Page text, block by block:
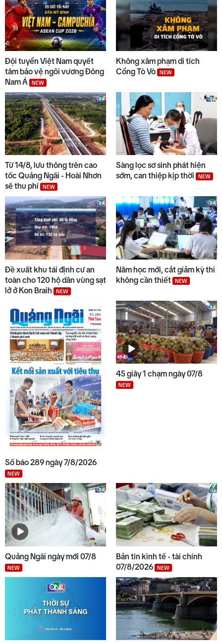
Đội tuyển Việt Nam quyết
tâm bảo vệ ngôi vương Đông
Nam Á
NEW
Không xâm phạm di tích
Cổng Tò Vò
NEW
Từ 14/8, lưu thông trên cao
tốc Quảng Ngãi - Hoài Nhơn
sẽ thu phí
NEW
Sàng lọc sơ sinh phát hiện
sớm, can thiệp kịp thời
NEW
Đề xuất khu tái định cư an
toàn cho 120 hộ dân vùng sạt
lở ở Kon Braih
NEW
Năm học mới, cắt giảm kỳ thi
không cần thiết
NEW
Số báo 289 ngày 7/8/2026
NEW
45 giây 1 chạm ngày 07/8
NEW
Quảng Ngãi ngày mới 07/8
NEW
Bản tin kinh tế - tài chính
07/8/2026
NEW